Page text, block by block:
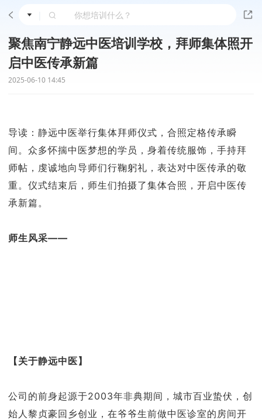
聚焦南宁静远中医培训学校，拜师集体照开
启中医传承新篇
2025-06-10 14:45
导读：静远中医举行集体拜师仪式，合照定格传承瞬
间。众多怀揣中医梦想的学员，身着传统服饰，手持拜
师帖，虔诚地向导师们行鞠躬礼，表达对中医传承的敬
重。仪式结束后，师生们拍摄了集体合照，开启中医传
承新篇。
师生风采——
【关于静远中医】
公司的前身起源于2003年非典期间，城市百业蛰伏，创
始人黎贞豪回乡创业，在爷爷生前做中医诊室的房间开